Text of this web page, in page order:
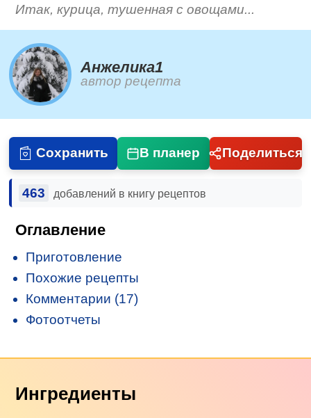
Итак, курица, тушенная с овощами...
Анжелика1
автор рецепта
Сохранить В планер Поделиться
463 добавлений в книгу рецептов
Оглавление
Приготовление
Похожие рецепты
Комментарии (17)
Фотоотчеты
Ингредиенты